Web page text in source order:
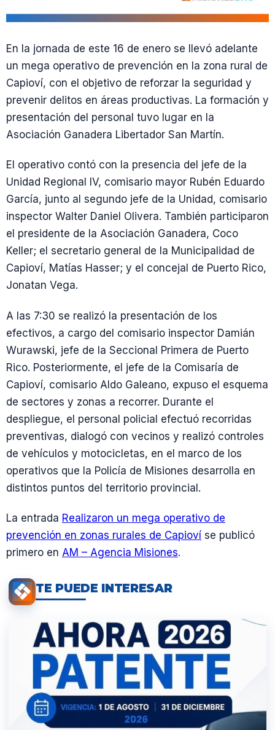
En la jornada de este 16 de enero se llevó adelante
un mega operativo de prevención en la zona rural de
Capioví, con el objetivo de reforzar la seguridad y
prevenir delitos en áreas productivas. La formación y
presentación del personal tuvo lugar en la
Asociación Ganadera Libertador San Martín.
El operativo contó con la presencia del jefe de la
Unidad Regional IV, comisario mayor Rubén Eduardo
García, junto al segundo jefe de la Unidad, comisario
inspector Walter Daniel Olivera. También participaron
el presidente de la Asociación Ganadera, Coco
Keller; el secretario general de la Municipalidad de
Capioví, Matías Hasser; y el concejal de Puerto Rico,
Jonatan Vega.
A las 7:30 se realizó la presentación de los
efectivos, a cargo del comisario inspector Damián
Wurawski, jefe de la Seccional Primera de Puerto
Rico. Posteriormente, el jefe de la Comisaría de
Capioví, comisario Aldo Galeano, expuso el esquema
de sectores y zonas a recorrer. Durante el
despliegue, el personal policial efectuó recorridas
preventivas, dialogó con vecinos y realizó controles
de vehículos y motocicletas, en el marco de los
operativos que la Policía de Misiones desarrolla en
distintos puntos del territorio provincial.
La entrada Realizaron un mega operativo de
prevención en zonas rurales de Capioví se publicó
primero en AM – Agencia Misiones.
TE PUEDE INTERESAR